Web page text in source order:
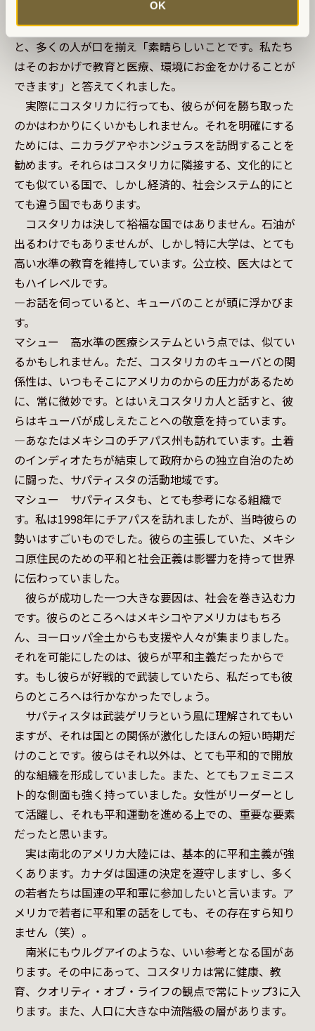
OK
うことについて、どう思いますか？私はアメリカから来
て、それはどうにも想像し難い状況です」と問いかける
と、多くの人が口を揃え「素晴らしいことです。私たち
はそのおかげで教育と医療、環境にお金をかけることが
できます」と答えてくれました。
実際にコスタリカに行っても、彼らが何を勝ち取った
のかはわかりにくいかもしれません。それを明確にする
ためには、ニカラグアやホンジュラスを訪問することを
勧めます。それらはコスタリカに隣接する、文化的にと
ても似ている国で、しかし経済的、社会システム的にと
ても違う国でもあります。
コスタリカは決して裕福な国ではありません。石油が
出るわけでもありませんが、しかし特に大学は、とても
高い水準の教育を維持しています。公立校、医大はとて
もハイレベルです。
—お話を伺っていると、キューバのことが頭に浮かびま
す。
マシュー　高水準の医療システムという点では、似てい
るかもしれません。ただ、コスタリカのキューバとの関
係性は、いつもそこにアメリカのからの圧力があるため
に、常に微妙です。とはいえコスタリカ人と話すと、彼
らはキューバが成しえたことへの敬意を持っています。
—あなたはメキシコのチアパス州も訪れています。土着
のインディオたちが結束して政府からの独立自治のため
に闘った、サパティスタの活動地域です。
マシュー　サパティスタも、とても参考になる組織で
す。私は1998年にチアパスを訪れましたが、当時彼らの
勢いはすごいものでした。彼らの主張していた、メキシ
コ原住民のための平和と社会正義は影響力を持って世界
に伝わっていました。
彼らが成功した一つ大きな要因は、社会を巻き込む力
です。彼らのところへはメキシコやアメリカはもちろ
ん、ヨーロッパ全土からも支援や人々が集まりました。
それを可能にしたのは、彼らが平和主義だったからで
す。もし彼らが好戦的で武装していたら、私だっても彼
らのところへは行かなかったでしょう。
サパティスタは武装ゲリラという風に理解されてもい
ますが、それは国との関係が激化したほんの短い時期だ
けのことです。彼らはそれ以外は、とても平和的で開放
的な組織を形成していました。また、とてもフェミニス
ト的な側面も強く持っていました。女性がリーダーとし
て活躍し、それも平和運動を進める上での、重要な要素
だったと思います。
実は南北のアメリカ大陸には、基本的に平和主義が強
くあります。カナダは国連の決定を遵守しますし、多く
の若者たちは国連の平和軍に参加したいと言います。ア
メリカで若者に平和軍の話をしても、その存在すら知り
ません（笑）。
南米にもウルグアイのような、いい参考となる国があ
ります。その中にあって、コスタリカは常に健康、教
育、クオリティ・オブ・ライフの観点で常にトップ3に入
ります。また、人口に大きな中流階級の層があります。